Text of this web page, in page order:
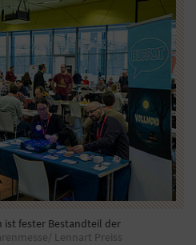
ist fester Bestandteil der
Lennart Preiss